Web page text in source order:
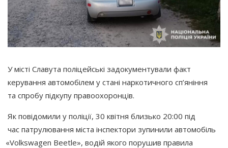
У місті Славута поліцейські задокументували факт
керування автомобілем у стані наркотичного сп’яніння
та спробу підкупу правоохоронців.
Як повідомили у поліції, 30 квітня близько 20:00 під
час патрулювання міста інспектори зупинили автомобіль
«Volkswagen Beetle», водій якого порушив правила